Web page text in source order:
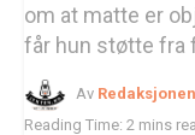
om at matte er
får hun støtte fra
Av Redaksjonen
Reading Time: 2 mins